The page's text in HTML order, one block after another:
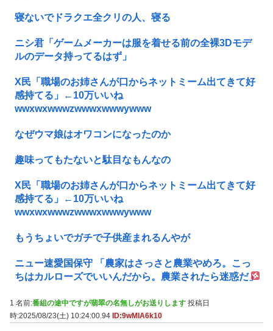
寝ないでドラクエ全クリの人、寝る
ニシ君「ゲームメーカーは服を着せる前の全裸3Dモデ
ルのデータ持ってるはず」
X民「職場のお姉さんが口からネットミーム出てきて好
感持てる」←10万いいね
wwxwxwwwzwwwxwwwywww
なぜウマ娘はオワコンになったのか
趣味ってもたないと駄目なもんなの
X民「職場のお姉さんが口からネットミーム出てきて好
感持てる」←10万いいね
wwxwxwwwzwwwxwwwywww
もうちょいでガチで子供産まれるんやが
ニュー速愛国保守 「農家はさっさと農業やめろ。こっ
ちはカルローズでいいんだから。農業されたら迷惑だ」
1 名前:番組の途中ですが翡翠の名無しがお送りします 投稿日
時:2025/08/23(土) 10:24:00.94 ID:9wMIA6k10